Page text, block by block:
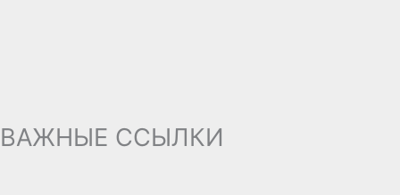
ВАЖНЫЕ ССЫЛКИ